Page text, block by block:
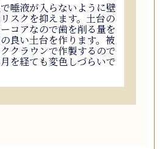
唾液が入らないように壁
スクを抑えます。土台の
コアなので歯を削る量を
良い土台を作ります。被
クラウンで作製するので
を経ても変色しづらいで